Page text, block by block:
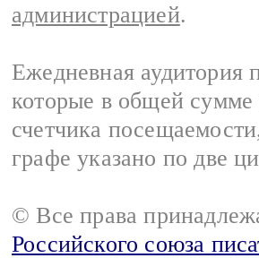
администрацией.
Ежедневная аудитория
которые в общей
счетчика
графе указано по две
© Все права
Российского союза